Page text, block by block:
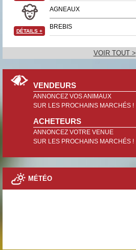
AGNEAUX
BREBIS
DÉTAILS +
VOIR TOUT >
VENDEURS
ANNONCEZ VOS ANIMAUX
SUR LES PROCHAINS MARCHÉS !
ACHETEURS
ANNONCEZ VOTRE VENUE
SUR LES PROCHAINS MARCHÉS !
MÉTÉO